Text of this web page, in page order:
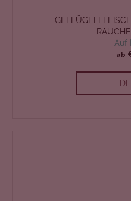
Auf
ab